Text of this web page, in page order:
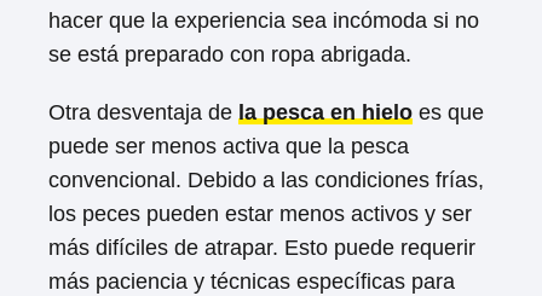
hacer que la experiencia sea incómoda si no
se está preparado con ropa abrigada.
Otra desventaja de la pesca en hielo es que
puede ser menos activa que la pesca
convencional. Debido a las condiciones frías,
los peces pueden estar menos activos y ser
más difíciles de atrapar. Esto puede requerir
más paciencia y técnicas específicas para